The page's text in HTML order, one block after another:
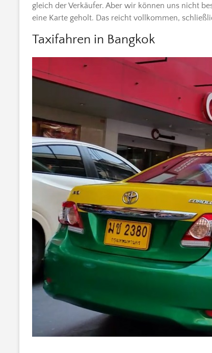
gleich der Verkäufer. Aber wir können uns nicht
eine Karte geholt. Das reicht vollkommen,
Taxifahren in Bangkok